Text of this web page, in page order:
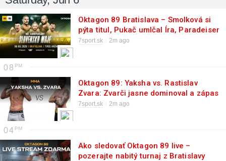
Oktagon 89 Bratislava – Smolková si
pýta titul, Pukač umlčal Íra, Paradeiser
tvrdo padol
7sport.sk 2m ago
08
Oktagon 89: Yaksha vs. Rastislav
Zvara: Zvarči jasne dominoval a zápas
ukončil v prvom kole
7sport.sk 2m ago
04
Ako sledovať Oktagon 89 live –
pozerajte nabitý turnaj z Bratislavy